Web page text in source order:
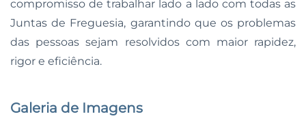
compromisso de trabalhar lado a lado com todas as
Juntas de Freguesia, garantindo que os problemas
das pessoas sejam resolvidos com maior rapidez,
rigor e eficiência.
Galeria de Imagens